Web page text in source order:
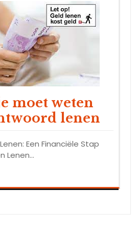
moet weten
lenen
Een Financiële Stap
Lenen…